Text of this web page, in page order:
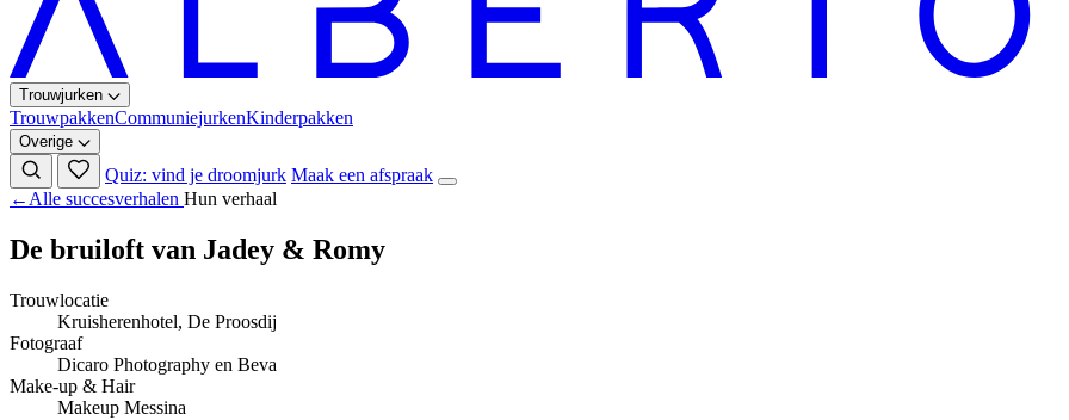
Trouwjurken
TrouwpakkenCommuniejurkenKinderpakken
Overige
Quiz: vind je droomjurk Maak een afspraak
← Alle succesverhalen Hun verhaal
De bruiloft van Jadey & Romy
Trouwlocatie
Kruisherenhotel, De Proosdij
Fotograaf
Dicaro Photography en Beva
Make-up & Hair
Makeup Messina